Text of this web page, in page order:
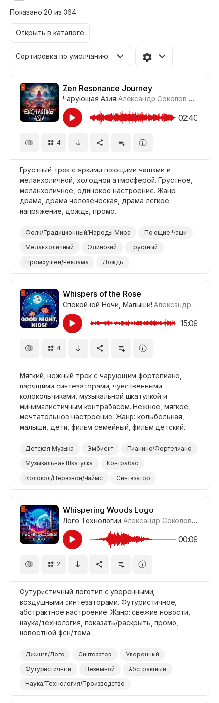
Показано 20 из 364
Открыть в каталоге
Сортировка по умолчанию
Zen Resonance Journey
Чарующая Азия Александр Соколов
02:40
4
Грустный трек с яркими поющими чашами и
меланхоличной, холодной атмосферой. Грустное,
меланхоличное, одинокое настроение. Жанр:
драма, драма человеческая, драма легкое
напряжение, дождь, промо.
Фолк/Традиционный/Народы Мира
Поющие Чаши
Меланхоличный
Одинокий
Грустный
Промоушен/Реклама
Дождь
Фильм Человеческая Драма/Трагедия
Драма Напряжение/Саспенс
Драма Легкое Напряжение
Драма
Whispers of the Rose
Спокойной Ночи, Малыши! Александр Соколов
15:09
4
Мягкий, нежный трек с чарующим фортепиано,
парящими синтезаторами, чувственными
колокольчиками, музыкальной шкатулкой и
минималистичным контрабасом. Нежное, мягкое,
мечтательное настроение. Жанр: колыбельная,
малыши, дети, фильм семейный, фильм детский.
Детская Музыка Эмбиент
Пианино/Фортепиано
Музыкальная Шкатулка
Контрабас
Колокол/Перезвон/Чаймс
Синтезатор
Чувственный
Мягкий
Мечтательный
Фильм Семейный
Фильм/Кино
Младенец
Колыбельная
Дети
Whispering Woods Logo
Лого Технологии Александр Соколов
00:09
2
Футуристичный логотип с уверенными,
воздушными синтезаторами. Футуристичное,
абстрактное настроение. Жанр: свежие новости,
наука/технология, показать/раскрыть, промо,
новостной фон/тема.
Джингл/Лого Синтезатор
Уверенный
Футуристичный
Неземной
Абстрактный
Наука/Технология/Производство
Показать/Раскрыть
Промоушен/Реклама